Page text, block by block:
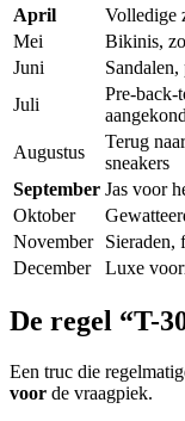
April
Volledige
Mei
Bikinis,
Juni
Sandalen,
Juli
Pre-back-
Augustus
Terug
sneakers
September Jas voor
Oktober
November
Sieraden,
December
Luxe
De regel “T-
Een truc die
voor de vraagpiek.